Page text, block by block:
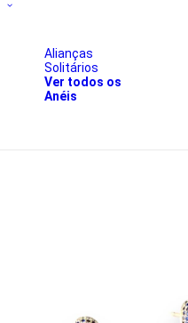
Alianças
Solitários
Ver todos os
Anéis